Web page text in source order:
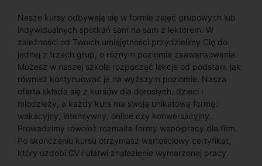
Nasze kursy odbywają się w formie zajęć grupowych lub
indywidualnych spotkań sam na sam z lektorem. W
zależności od Twoich umiejętności przydzielimy Cię do
jednej z trzech grup, o różnym poziomie zaawansowania.
Możesz w naszej szkole rozpocząć lekcje od podstaw, jak
również kontynuować je na wyższym poziomie. Nasza
oferta składa się z kursów dla dorosłych, dzieci i
młodzieży, a każdy kurs ma swoją unikatową formę:
wakacyjny, intensywny, online czy konwersacyjny.
Prowadzimy również rozmaite formy współpracy dla firm.
Po skończeniu kursu otrzymasz wartościowy certyfikat,
który ozdobi CV i ułatwi znalezienie wymarzonej pracy.